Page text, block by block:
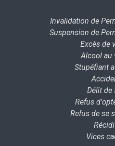
Invalidation de
Suspension de
Excès de
Alcool au
Stupéfiant
Délit de
Refus
Refus de se
Vices